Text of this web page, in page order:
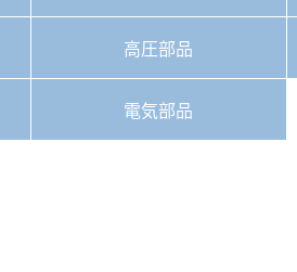
高圧部品
電気部品